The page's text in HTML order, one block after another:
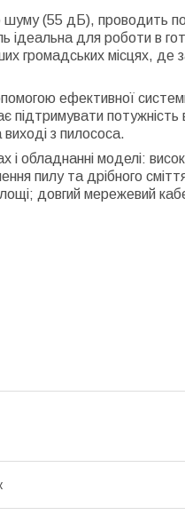
(55 дБ), проводить
ідеальна для роботи в
громадських місцях, де
ефективної
підтримувати потужність
з пилососа.
обладнанні моделі:
пилу та дрібного
довгий мережевий